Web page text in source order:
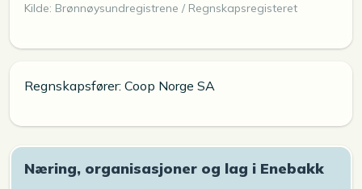
Kilde: Brønnøysundregistrene / Regnskapsregisteret
Regnskapsfører: Coop Norge SA
Næring, organisasjoner og lag i Enebakk